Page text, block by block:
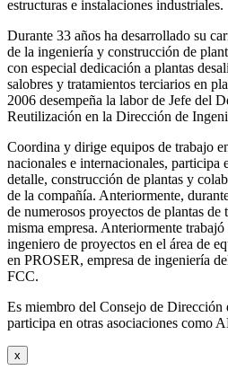
estructuras e instalaciones industriales.
Durante 33 años ha desarrollado su
de la ingeniería y construcción de
con especial dedicación a plantas
salobres y tratamientos terciarios en
2006 desempeña la labor de Jefe del
Reutilización en la Dirección de
Coordina y dirige equipos de trabajo
nacionales e internacionales, participa
detalle, construcción de plantas y
de la compañía. Anteriormente,
de numerosos proyectos de plantas de
misma empresa. Anteriormente
ingeniero de proyectos en el área de
en PROSER, empresa de ingeniería
FCC.
Es miembro del Consejo de
participa en otras asociaciones como
x